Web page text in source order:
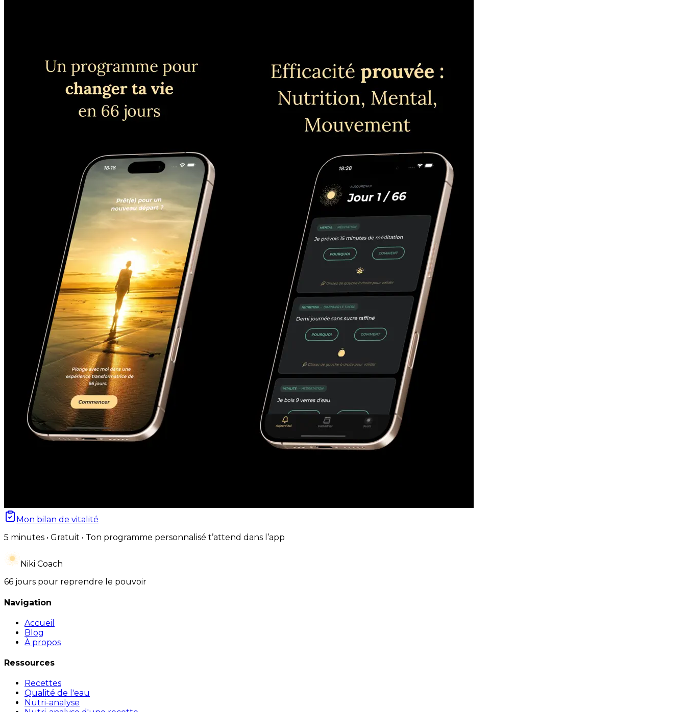
Mon bilan de vitalité
5 minutes • Gratuit • Ton programme personnalisé t’attend dans l’app
Niki Coach
66 jours pour reprendre le pouvoir
Navigation
Accueil
Blog
À propos
Ressources
Recettes
Qualité de l'eau
Nutri-analyse